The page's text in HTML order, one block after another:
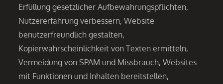
Erfüllung gesetzlicher Aufbewahrungspflichten,
Nutzererfahrung verbessern, Website
benutzerfreundlich gestalten,
Kopierwahrscheinlichkeit von Texten ermitteln,
Vermeidung von SPAM und Missbrauch, Websites
mit Funktionen und Inhalten bereitstellen,